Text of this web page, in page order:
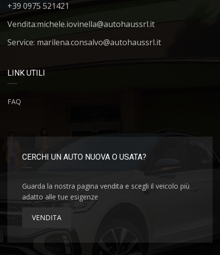
+39 0975 521421
Vendita:michele.iovinella@autohaussrl.it
Service: marilena.consalvo@autohaussrl.it
LINK UTILI
FAQ
CERCHI UN AUTO NUOVA O USATA?
Guarda la nostra pagina vendita e scegli il veicolo più
adatto alle tue esigenze
VENDITA